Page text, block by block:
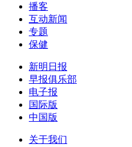
播客
互动新闻
专题
保健
新明日报
早报俱乐部
电子报
国际版
中国版
关于我们